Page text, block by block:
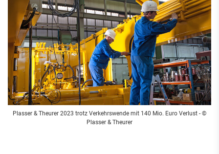
Plasser & Theurer 2023 trotz Verkehrswende mit 140 Mio. Euro Verlust - ©
Plasser & Theurer